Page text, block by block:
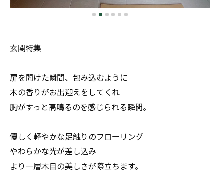
玄関特集
扉を開けた瞬間、包み込むように
木の香りがお出迎えをしてくれ
胸がすっと高鳴るのを感じられる瞬間。
優しく軽やかな足触りのフローリング
やわらかな光が差し込み
より一層木目の美しさが際立ちます。